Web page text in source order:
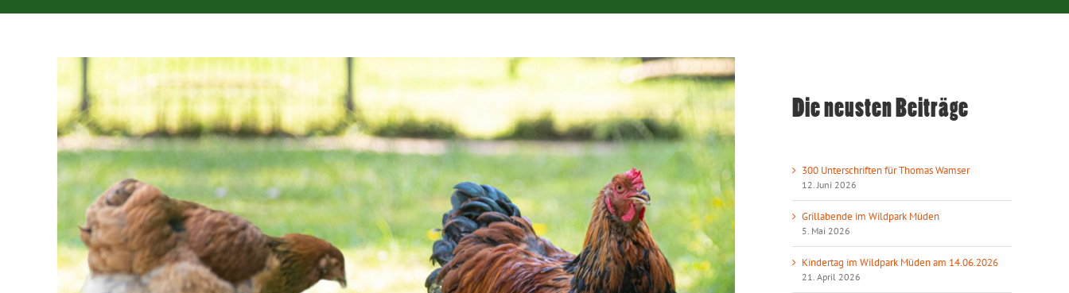
Die neusten Beiträge
300 Unterschriften für Thomas Wamser
12. Juni 2026
Grillabende im Wildpark Müden
5. Mai 2026
Kindertag im Wildpark Müden am 14.06.2026
21. April 2026